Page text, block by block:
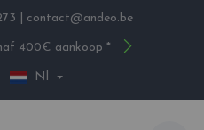
contact@andeo.be
400€ aankoop *
Nl